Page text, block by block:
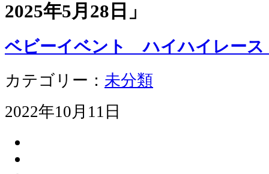
2025年5月28日 」
ベビーイベント ハイハイレー
カテゴリー： 未分類
2022年10月11日